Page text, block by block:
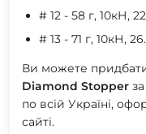
# 12 - 58 г, 10кН,
# 13 - 71 г, 10кН,
Ви можете
Diamond Stopper
по всій Україні,
сайті.